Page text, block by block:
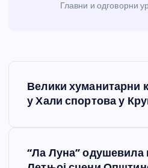
Главни и одговорни
Велики хуманитарни
у Хали спортова у
“Ла Луна” одушевила